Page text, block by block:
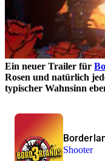
Ein neuer Trailer für
Rosen und natürlich
typischer Wahnsinn
Shooter